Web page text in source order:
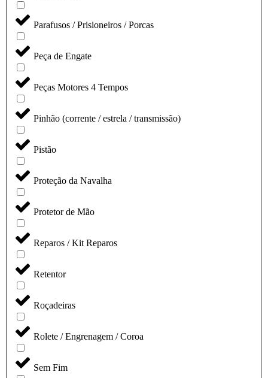
Parafusos / Prisioneiros / Porcas
Peça de Engate
Peças Motores 4 Tempos
Pinhão (corrente / estrela / transmissão)
Pistão
Proteção da Navalha
Protetor de Mão
Reparos / Kit Reparos
Retentor
Roçadeiras
Rolete / Engrenagem / Coroa
Sem Fim